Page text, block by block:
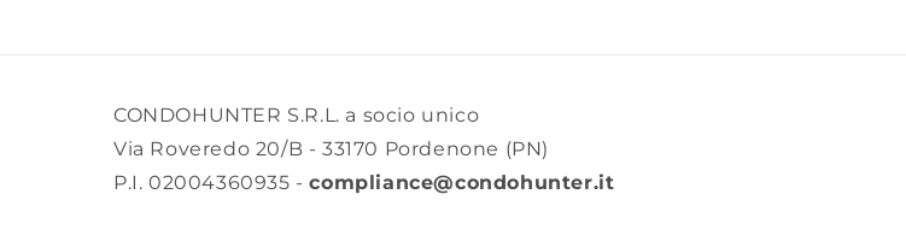
CONDOHUNTER S.R.L. a socio unico
Via Roveredo 20/B - 33170 Pordenone (PN)
P.I. 02004360935 -compliance@condohunter.it